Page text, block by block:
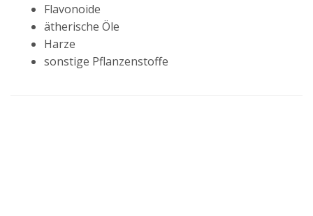
Flavonoide
ätherische Öle
Harze
sonstige Pflanzenstoffe